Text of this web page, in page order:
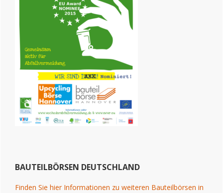
BAUTEILBÖRSEN DEUTSCHLAND
Finden Sie hier Informationen zu weiteren Bauteilbörsen in